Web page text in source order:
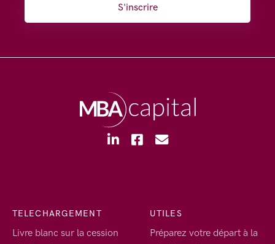
S'inscrire
TELECHARGEMENT
Livre blanc sur la cession
UTILES
Préparez votre départ à la